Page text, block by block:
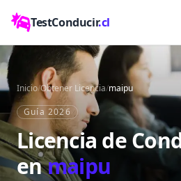
TestConducir.cl
Inicio/Obtener Licencia/maipu
Guía 2026
Licencia de
enmaipu